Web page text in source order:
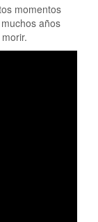
momentos
años